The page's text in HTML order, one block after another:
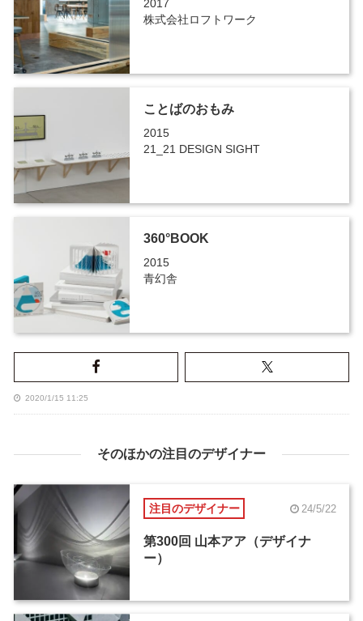
2017
株式会社ロフトワーク
ことばのおもみ
2015
21_21 DESIGN SIGHT
360°BOOK
2015
青幻舎
2020/1/15 11:25
そのほかの注目のデザイナー
注目のデザイナー 24/5/22
第300回 山本アア（デザイナ
ー）